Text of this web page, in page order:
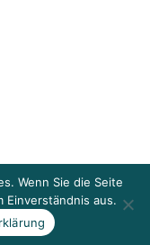
Wenn Sie die Seite
aus.